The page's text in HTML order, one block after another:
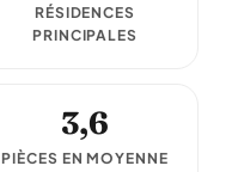
RÉSIDENCES
PRINCIPALES
3,6
PIÈCES EN MOYENNE